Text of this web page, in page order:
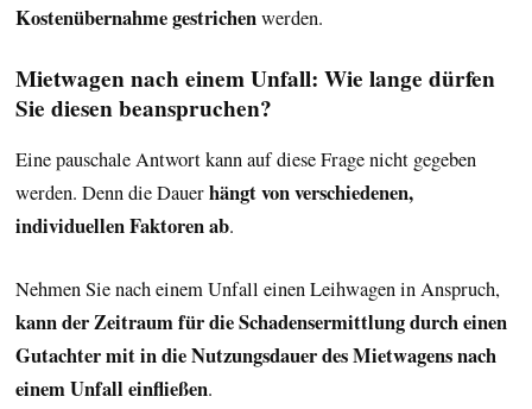
Kostenübernahme gestrichenwerden.
Mietwagen nach einem Unfall: Wie lange dürfen
Sie diesen beanspruchen?
Eine pauschale Antwort kann auf diese Frage nicht gegeben
werden. Denn die Dauerhängt von verschiedenen,
individuellen Faktoren ab.
Nehmen Sie nach einem Unfall einen Leihwagen in Anspruch,
kann der Zeitraum für die Schadensermittlung durch einen
Gutachter mit in die Nutzungsdauer des Mietwagens nach
einem Unfall einfließen.